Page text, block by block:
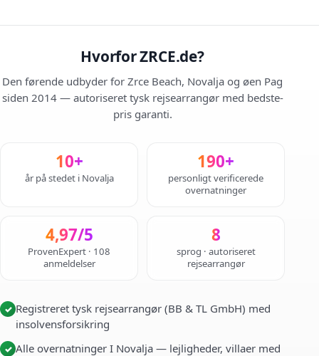
Hvorfor ZRCE.de?
Den førende udbyder for Zrce Beach, Novalja og øen Pag
siden 2014 — autoriseret tysk rejsearrangør med bedste-
pris garanti.
10+
år på stedet i Novalja
190+
personligt verificerede
overnatninger
4,97/5
ProvenExpert · 108
anmeldelser
8
sprog · autoriseret
rejsearrangør
✓ Registreret tysk rejsearrangør (BB & TL GmbH) med
insolvensforsikring
✓ Alle overnatninger I Novalja — lejligheder, villaer med